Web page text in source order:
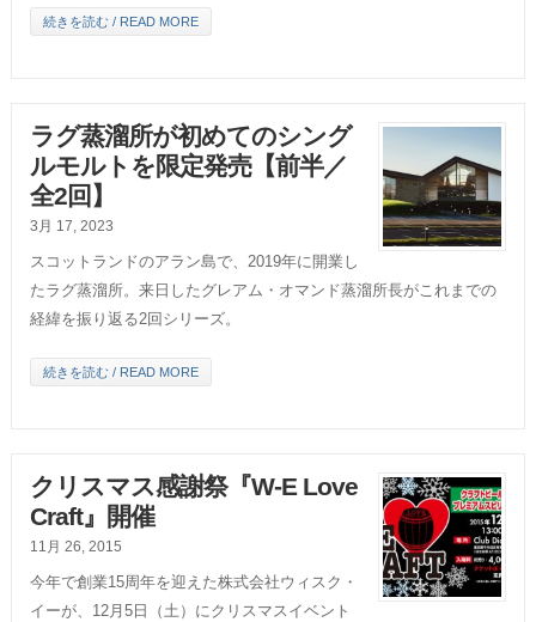
続きを読む / READ MORE
ラグ蒸溜所が初めてのシング
ルモルトを限定発売【前半／
全2回】
3月 17, 2023
スコットランドのアラン島で、2019年に開業し
たラグ蒸溜所。来日したグレアム・オマンド蒸溜所長がこれまでの
経緯を振り返る2回シリーズ。
続きを読む / READ MORE
クリスマス感謝祭『W-E Love
Craft』開催
11月 26, 2015
今年で創業15周年を迎えた株式会社ウィスク・
イーが、12月5日（土）にクリスマスイベント